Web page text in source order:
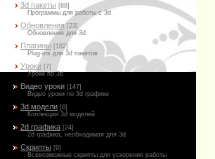
3d пакеты [88]
Программы для работы с 3d
Обновления [23]
Обновления для 3d
Плагины [182]
Plug-ins для 3d пакетов
Уроки [7]
Уроки по 3d
Видео уроки [147]
Видео уроки по 3d графике
3d модели [6]
Коллекции 3d моделей
2d графика [24]
2d графика, необходимая для 3d
Скрипты [9]
Всевозможные скрипты для ускорения работы